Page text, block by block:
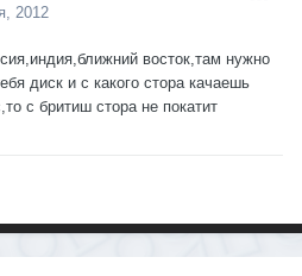
2012
восток,там нужно
диск и с какого стора качаешь
с бритиш стора не покатит